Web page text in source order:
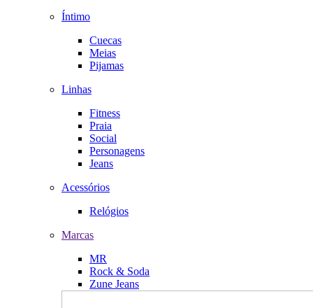
Íntimo
Cuecas
Meias
Pijamas
Linhas
Fitness
Praia
Social
Personagens
Jeans
Acessórios
Relógios
Marcas
MR
Rock & Soda
Zune Jeans